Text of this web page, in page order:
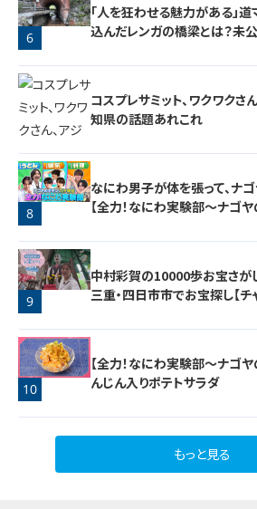
6
「人を狂わせる魅力がある」
込んだレンガの橋梁とは？未
7
コスプレサミット、ワクワク
知県の話題あれこれ
8
なにわ男子が体を張って、ナ
【全力！なにわ実験部～ナゴヤ
9
中村彩賀の10000歩お宝さが
三重・四日市市でお宝探し【チ
10
【全力！なにわ実験部～ナゴヤ
んじん入りポテトサラダ
もっと見る